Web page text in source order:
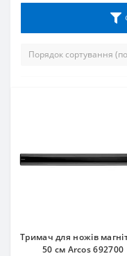
Тримач для ножів
50 см Arcos 692700